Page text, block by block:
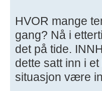
HVOR mange
gang? Nå i
det på tide.
dette satt inn i
situasjon være